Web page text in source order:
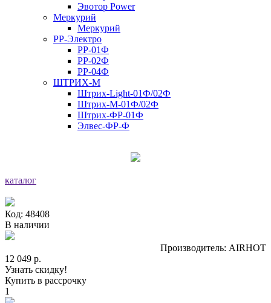
Эвотор Power
Меркурий
Меркурий
РР-Электро
РР-01Ф
РР-02Ф
РР-04Ф
ШТРИХ-М
Штрих-Light-01Ф/02Ф
Штрих-М-01Ф/02Ф
Штрих-ФР-01Ф
Элвес-ФР-Ф
каталог
Код: 48408
В наличии
Производитель: AIRHOT
12 049 р.
Узнать скидку!
Купить в рассрочку
1